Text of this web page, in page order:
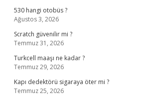
530 hangi otobüs ?
Ağustos 3, 2026
Scratch güvenilir mi ?
Temmuz 31, 2026
Turkcell maaşı ne kadar ?
Temmuz 29, 2026
Kapı dedektörü sigaraya öter mi ?
Temmuz 25, 2026